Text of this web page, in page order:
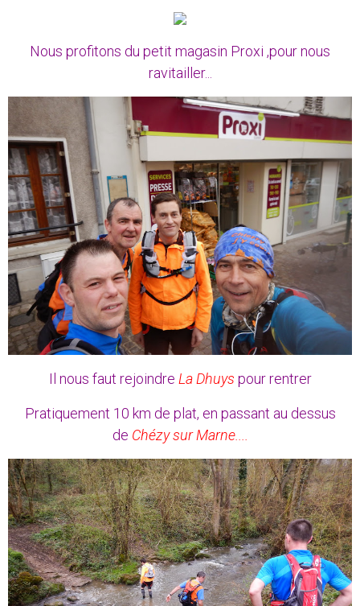
Nous profitons du petit magasin Proxi ,pour nous
ravitailler...
Il nous faut rejoindre La Dhuys pour rentrer
Pratiquement 10 km de plat, en passant au dessus
de Chézy sur Marne....